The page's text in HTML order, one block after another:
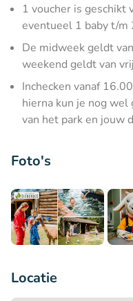
1 voucher is geschikt
eventueel 1 baby t/m
De midweek geldt
weekend geldt van
Inchecken vanaf
hierna kun je nog
van het park en jouw
Foto's
Locatie